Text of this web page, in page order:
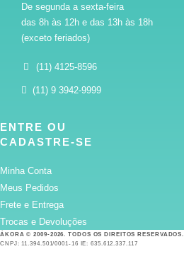
De segunda a sexta-feira
das 8h às 12h e das 13h às 18h
(exceto feriados)
(11) 4125-8596
(11) 9 3942-9999
ENTRE OU
CADASTRE-SE
Minha Conta
Meus Pedidos
Frete e Entrega
Trocas e Devoluções
ÁKORA © 2009-2026. TODOS OS DIREITOS RESERVADOS.
CNPJ: 11.394.501/0001-16 IE: 635.612.337.117